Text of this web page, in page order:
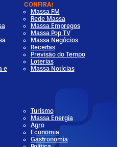
e
CONFIRA!
Massa FM
Rede Massa
Massa Empregos
Massa Pop TV
Massa Negócios
Receitas
Previsão do Tempo
Loterias
Massa Notícias
Turismo
Massa Energia
Agro
Economia
Gastronomia